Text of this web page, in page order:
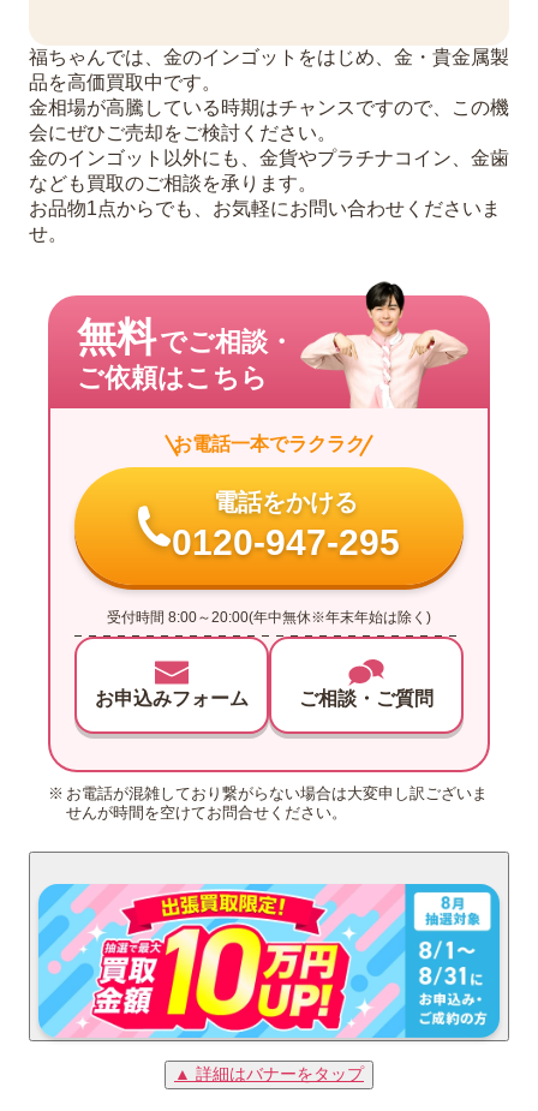
福ちゃんでは、金のインゴットをはじめ、金・貴金属製
品を高価買取中です。
金相場が高騰している時期はチャンスですので、この機
会にぜひご売却をご検討ください。
金のインゴット以外にも、金貨やプラチナコイン、金歯
なども買取のご相談を承ります。
お品物1点からでも、お気軽にお問い合わせくださいま
せ。
無料でご相談・
ご依頼はこちら
お電話一本でラクラク
電話をかける
0120-947-295
受付時間 8:00～20:00(年中無休※年末年始は除く)
お申込みフォーム ご相談・ご質問
お電話が混雑しており繋がらない場合は大変申し訳ございま
せんが時間を空けてお問合せください。
▲ 詳細はバナーをタップ